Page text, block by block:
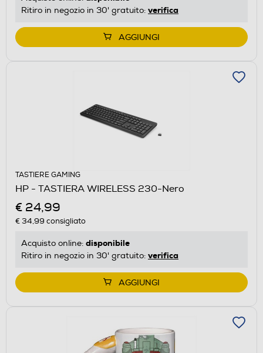
Ritiro in negozio in 30' gratuito: verifica
AGGIUNGI
TASTIERE GAMING
HP - TASTIERA WIRELESS 230-Nero
€ 24,99
€ 34,99 consigliato
Acquisto online: disponibile
Ritiro in negozio in 30' gratuito: verifica
AGGIUNGI